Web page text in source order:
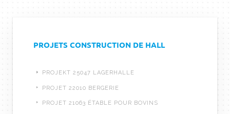
PROJETS CONSTRUCTION DE HALL
PROJEKT 25047 LAGERHALLE
PROJET 22010 BERGERIE
PROJET 21063 ÉTABLE POUR BOVINS